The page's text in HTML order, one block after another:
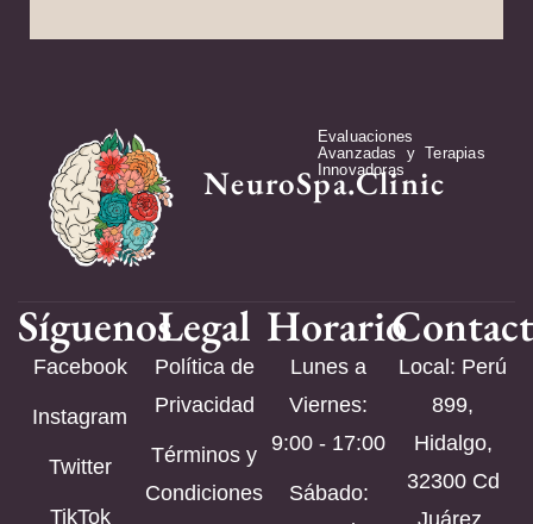
NeuroSpa.Clinic
Evaluaciones
Avanzadas y Terapias
Innovadoras
Síguenos
Facebook
Instagram
Twitter
TikTok
Legal
Política de
Privacidad
Términos y
Condiciones
Horario
Lunes a
Viernes:
9:00 - 17:00
Sábado:
Local: Perú
899,
Hidalgo,
32300 Cd
Juárez,